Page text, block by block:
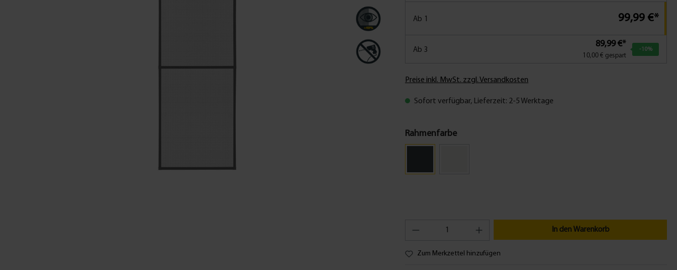
Ab 1 99,99 €*
Ab 3
89,99 €*
10,00 € gespart
-10%
Preise inkl. MwSt. zzgl. Versandkosten
Sofort verfügbar, Lieferzeit: 2-5 Werktage
Rahmenfarbe
In den Warenkorb
Zum Merkzettel hinzufügen